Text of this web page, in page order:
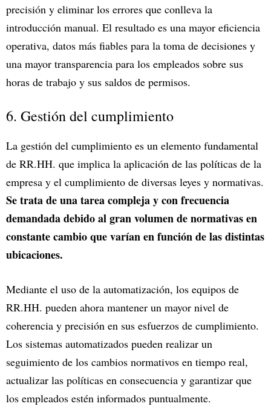
precisión y eliminar los errores que conlleva la
introducción manual. El resultado es una mayor eficiencia
operativa, datos más fiables para la toma de decisiones y
una mayor transparencia para los empleados sobre sus
horas de trabajo y sus saldos de permisos.
6. Gestión del cumplimiento
La gestión del cumplimiento es un elemento fundamental
de RR.HH. que implica la aplicación de las políticas de la
empresa y el cumplimiento de diversas leyes y normativas.
Se trata de una tarea compleja y con frecuencia
demandada debido al gran volumen de normativas en
constante cambio que varían en función de las distintas
ubicaciones.
Mediante el uso de la automatización, los equipos de
RR.HH. pueden ahora mantener un mayor nivel de
coherencia y precisión en sus esfuerzos de cumplimiento.
Los sistemas automatizados pueden realizar un
seguimiento de los cambios normativos en tiempo real,
actualizar las políticas en consecuencia y garantizar que
los empleados estén informados puntualmente.